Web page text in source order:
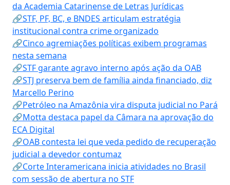
da Academia Catarinense de Letras Jurídicas
🔗STF, PF, BC, e BNDES articulam estratégia
institucional contra crime organizado
🔗Cinco agremiações políticas exibem programas
nesta semana
🔗STF garante agravo interno após ação da OAB
🔗STJ preserva bem de família ainda financiado, diz
Marcello Perino
🔗Petróleo na Amazônia vira disputa judicial no Pará
🔗Motta destaca papel da Câmara na aprovação do
ECA Digital
🔗OAB contesta lei que veda pedido de recuperação
judicial a devedor contumaz
🔗Corte Interamericana inicia atividades no Brasil
com sessão de abertura no STF